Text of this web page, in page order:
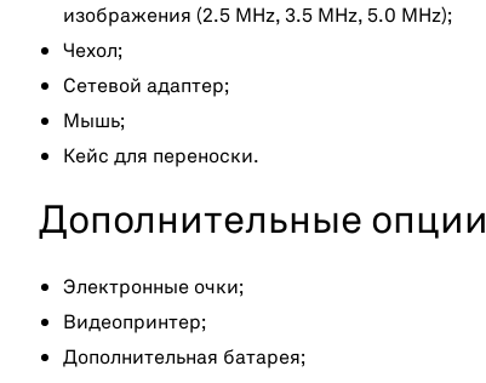
изображения (2.5 MHz, 3.5 MHz, 5.0 MHz);
Чехол;
Сетевой адаптер;
Мышь;
Кейс для переноски.
Дополнительные опции
Электронные очки;
Видеопринтер;
Дополнительная батарея;